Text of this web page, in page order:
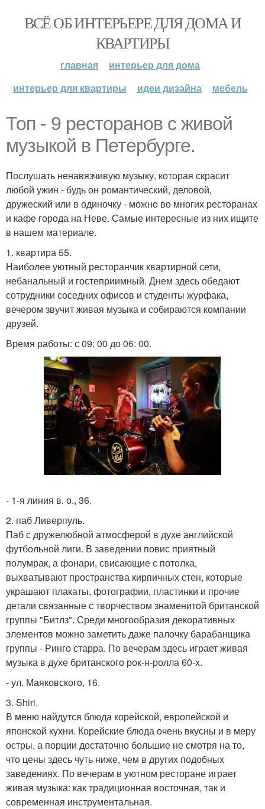
ВСЁ ОБ ИНТЕРЬЕРЕ ДЛЯ ДОМА И
КВАРТИРЫ
главная
интерьер для дома
интерьер для квартиры
идеи дизайна мебель
Топ - 9 ресторанов с живой
музыкой в Петербурге.
Послушать ненавязчивую музыку, которая скрасит
любой ужин - будь он романтический, деловой,
дружеский или в одиночку - можно во многих ресторанах
и кафе города на Неве. Самые интересные из них ищите
в нашем материале.
1. квартира 55.
Наиболее уютный ресторанчик квартирной сети,
небанальный и гостеприимный. Днем здесь обедают
сотрудники соседних офисов и студенты журфака,
вечером звучит живая музыка и собираются компании
друзей.
Время работы: с 09: 00 до 06: 00.
- 1-я линия в. о., 36.
2. паб Ливерпуль.
Паб с дружелюбной атмосферой в духе английской
футбольной лиги. В заведении повис приятный
полумрак, а фонари, свисающие с потолка,
выхватывают пространства кирпичных стен, которые
украшают плакаты, фотографии, пластинки и прочие
детали связанные с творчеством знаменитой британской
группы "Битлз". Среди многообразия декоративных
элементов можно заметить даже палочку барабанщика
группы - Ринго старра. По вечерам здесь играет живая
музыка в духе британского рок-н-ролла 60-х.
- ул. Маяковского, 16.
3. Shiri.
В меню найдутся блюда корейской, европейской и
японской кухни. Корейские блюда очень вкусны и в меру
остры, а порции достаточно большие не смотря на то,
что цены здесь чуть ниже, чем в других подобных
заведениях. По вечерам в уютном ресторане играет
живая музыка: как традиционная восточная, так и
современная инструментальная.